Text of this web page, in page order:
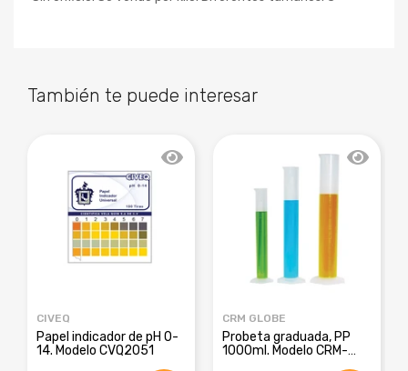
También te puede interesar
CIVEQ
Papel indicador de pH 0-
14. Modelo CVQ2051
CRM GLOBE
Probeta graduada, PP
1000ml. Modelo CRM-